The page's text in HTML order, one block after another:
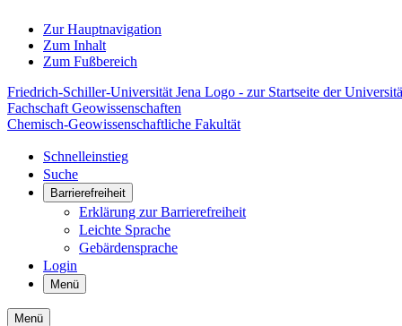
Zur Hauptnavigation
Zum Inhalt
Zum Fußbereich
Friedrich-Schiller-Universität Jena Logo - zur Startseite der
Fachschaft Geowissenschaften
Chemisch-Geowissenschaftliche Fakultät
Schnelleinstieg
Suche
Barrierefreiheit
Erklärung zur Barrierefreiheit
Leichte Sprache
Gebärdensprache
Login
Menü
Menü